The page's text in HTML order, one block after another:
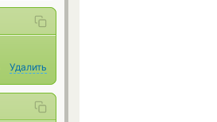
Удалить